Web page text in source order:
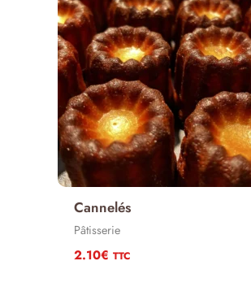
Cannelés
Pâtisserie
2.10€ TTC